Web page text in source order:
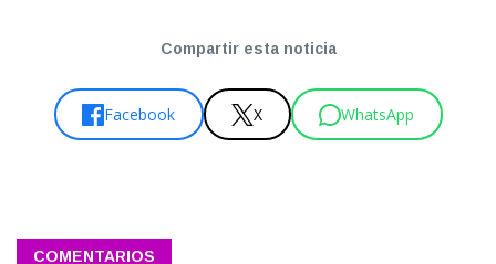
Compartir esta noticia
Facebook X WhatsApp
COMENTARIOS